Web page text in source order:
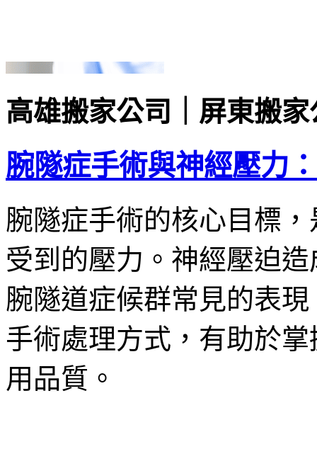
高雄搬家公司｜屏東搬家
腕隧症手術與神經壓力
腕隧症手術的核心目標
受到的壓力。神經壓迫
腕隧道症候群常見的表
手術處理方式，有助於
用品質。